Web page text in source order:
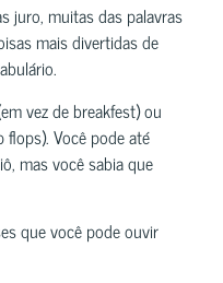
juro, muitas das palavras
mais divertidas de
vez de breakfest) ou
Você pode até
mas você sabia que
que você pode ouvir